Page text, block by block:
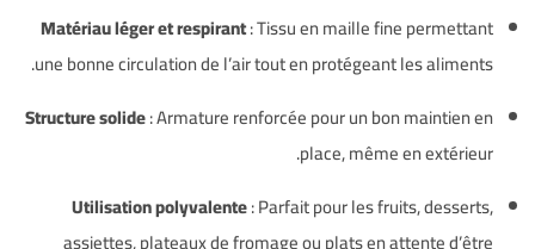
Matériau léger et respirant: Tissu en maille fine permettant
une bonne circulation de l’air tout en protégeant les aliments.
Structure solide: Armature renforcée pour un bon maintien en
place, même en extérieur.
Utilisation polyvalente: Parfait pour les fruits, desserts,